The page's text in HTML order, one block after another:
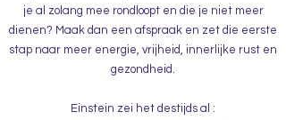
je al zolang mee rondloopt en die je niet meer
dienen? Maak dan een afspraak en zet die eerste
stap naar meer energie, vrijheid, innerlijke rust en
gezondheid.
Einstein zei het destijds al :